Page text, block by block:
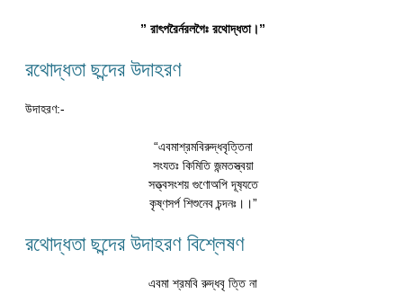
” রাৎপরৈর্নরলগৈঃ রথোদ্ধতা।”
রথোদ্ধতা ছন্দের উদাহরণ
উদাহরণ:-
“এবমাশ্রমবিরুদ্ধবৃত্তিনা
সংযতঃ কিমিতি জন্মতস্ত্বয়া
সত্ত্বসংশয় গুণোঅপি দূষ‍্যতে
কৃষ্ণসর্প শিশুনেব চন্দনঃ।।”
রথোদ্ধতা ছন্দের উদাহরণ বিশ্লেষণ
এবমা শ্রমবি রুদ্ধবৃ ত্তি না